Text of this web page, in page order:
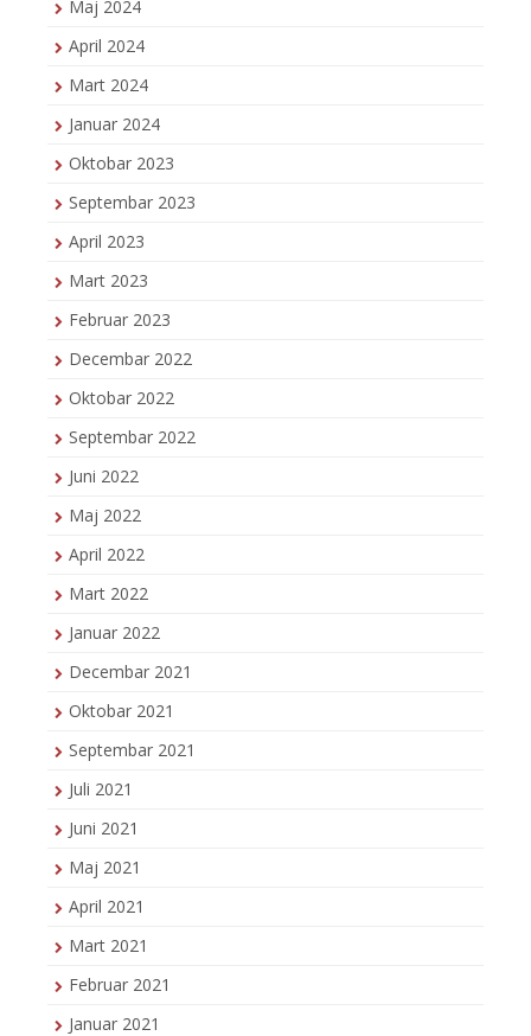
Maj 2024
April 2024
Mart 2024
Januar 2024
Oktobar 2023
Septembar 2023
April 2023
Mart 2023
Februar 2023
Decembar 2022
Oktobar 2022
Septembar 2022
Juni 2022
Maj 2022
April 2022
Mart 2022
Januar 2022
Decembar 2021
Oktobar 2021
Septembar 2021
Juli 2021
Juni 2021
Maj 2021
April 2021
Mart 2021
Februar 2021
Januar 2021